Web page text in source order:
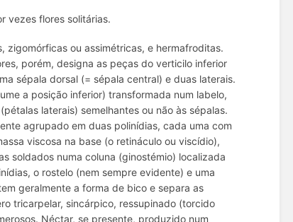
vezes flores solitárias.
zigomórficas ou assimétricas, e hermafroditas.
porém, designa as peças do verticilo inferior
sépala dorsal (= sépala central) e duas laterais.
a posição inferior) transformada num labelo,
laterais) semelhantes ou não às sépalas.
agrupado em duas polinídias, cada uma com
viscosa na base (o retináculo ou viscídio),
soldados numa coluna (ginostémio) localizada
o rostelo (nem sempre evidente) e uma
geralmente a forma de bico e separa as
tricarpelar, sincárpico, ressupinado (torcido
Néctar, se presente, produzido num